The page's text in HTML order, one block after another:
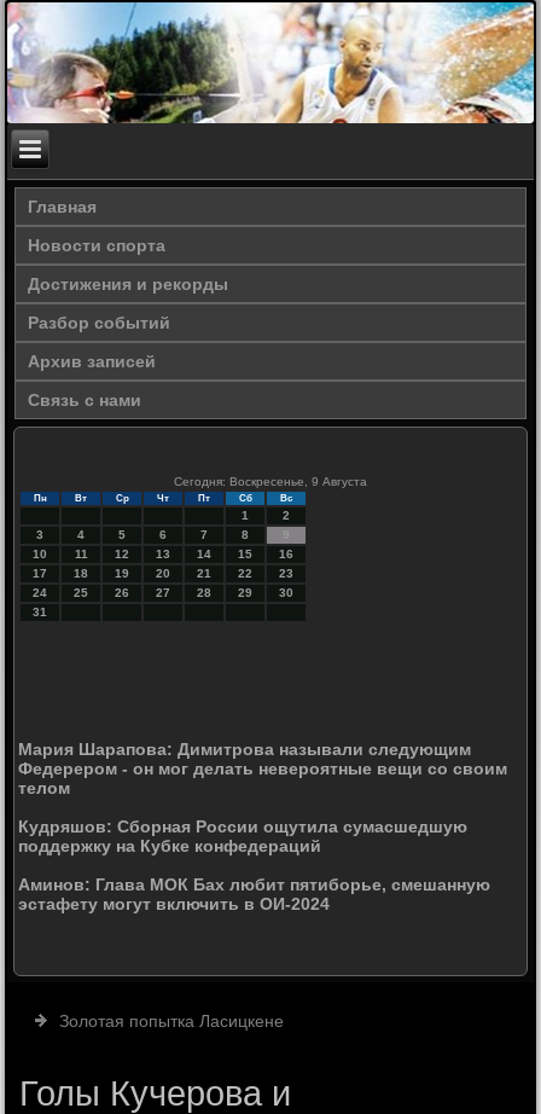
Главная
Новости спорта
Достижения и рекорды
Разбор событий
Архив записей
Связь с нами
Сегодня: Воскресенье, 9 Августа
Пн Вт Ср Чт Пт Сб Вс
1
2
3
4 5 6 7 8
9
10
11 12 13 14 15
16
17
18 19 20 21 22
23
24
25 26 27 28 29
30
31
Мария Шарапова: Димитрова называли следующим
Федерером - он мог делать невероятные вещи со своим
телом
Кудряшов: Сборная России ощутила сумасшедшую
поддержку на Кубке конфедераций
Аминов: Глава МОК Бах любит пятиборье, смешанную
эстафету могут включить в ОИ-2024
Золотая попытка Ласицкене
Голы Кучерова и